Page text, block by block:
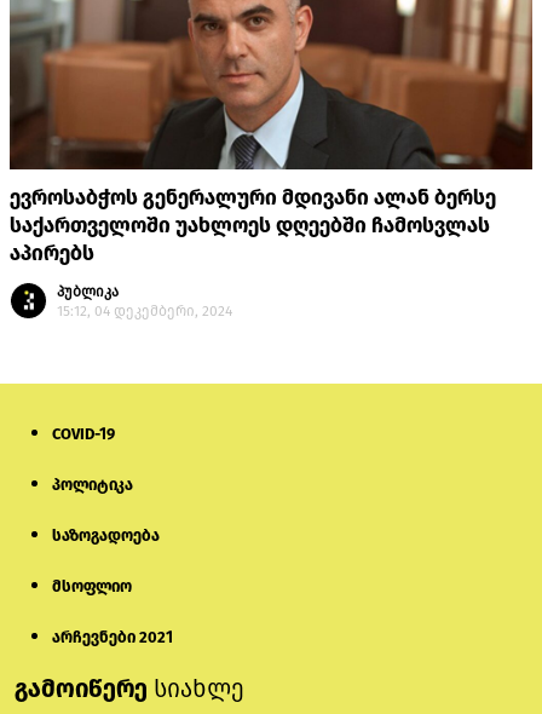
ევროსაბჭოს გენერალური მდივანი ალან ბერსე
საქართველოში უახლოეს დღეებში ჩამოსვლას
აპირებს
პუბლიკა
15:12, 04 დეკემბერი, 2024
COVID-19
პოლიტიკა
საზოგადოება
მსოფლიო
არჩევნები 2021
გამოიწერე სიახლე